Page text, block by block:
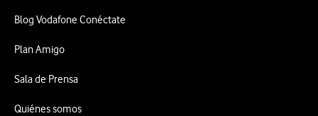
Blog Vodafone Conéctate
Plan Amigo
Sala de Prensa
Quiénes somos